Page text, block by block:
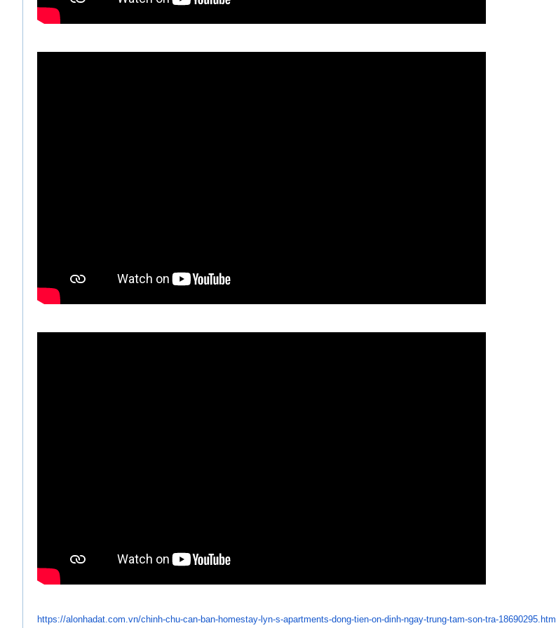
https://alonhadat.com.vn/chinh-chu-can-ban-homestay- lyn-s-apartments-dong-tien-on-dinh-ngay-trung-tam-son-tra-18690295.html